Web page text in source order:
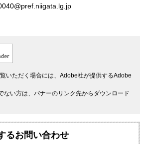
いただく場合には、Adobe社が提供するAdobe
ない方は、バナーのリンク先からダウンロード
るお問い合わせ